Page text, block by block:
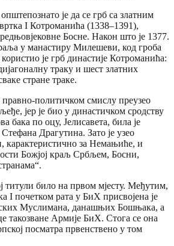
је да се грб са златним
I Котроманића (1338–1391),
Босне. Након што је 1377.
у манастиру Милешеви, код гроба
је грб династије Котроманића:
траку и шест златних
стране траке.
правно-политичком смислу преузео
јер је био у династичком сродству
бака по оцу, Јелисавета, била је
Драгутина. Зато је узео
карактеристично за Немањиће, и
Божјој краљ Србљем, Босни,
титули било на првом мјесту. Међутим,
I почетком рата у БиХ присвојена је
Муслимана, данашњих Бошњака, а
такозване Армије БиХ. Стога се она
посматра првенствено у том